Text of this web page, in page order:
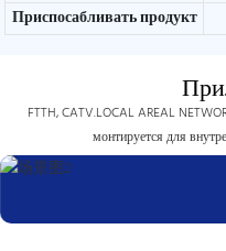
Приспосабливать продукт
FTTH, CATV.LOCAL AREAL
монтируется для